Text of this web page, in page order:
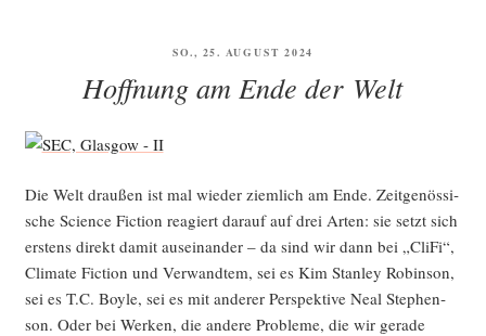
VERÖFFENTLICHT
SO., 25. AUGUST 2024
Hoffnung am Ende der Welt
Die Welt drau­ßen ist mal wie­der ziem­lich am Ende. Zeit­ge­nös­si­
sche Sci­ence Fic­tion reagiert dar­auf auf drei Arten: sie setzt sich
ers­tens direkt damit aus­ein­an­der – da sind wir dann bei „Cli­Fi“,
Cli­ma­te Fic­tion und Ver­wand­tem, sei es Kim Stan­ley Robin­son,
sei es T.C. Boyle, sei es mit ande­rer Per­spek­ti­ve Neal Ste­phen­
son. Oder bei Wer­ken, die ande­re Pro­ble­me, die wir gera­de